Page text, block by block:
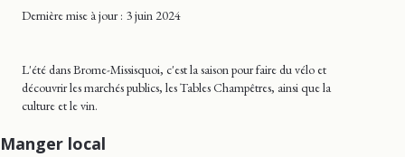
Dernière mise à jour: 3 juin 2024
L'été dans Brome-Missisquoi, c'est la saison pour faire du vélo et
découvrir les marchés publics, les Tables Champêtres, ainsi que la
culture et le vin.
Manger local